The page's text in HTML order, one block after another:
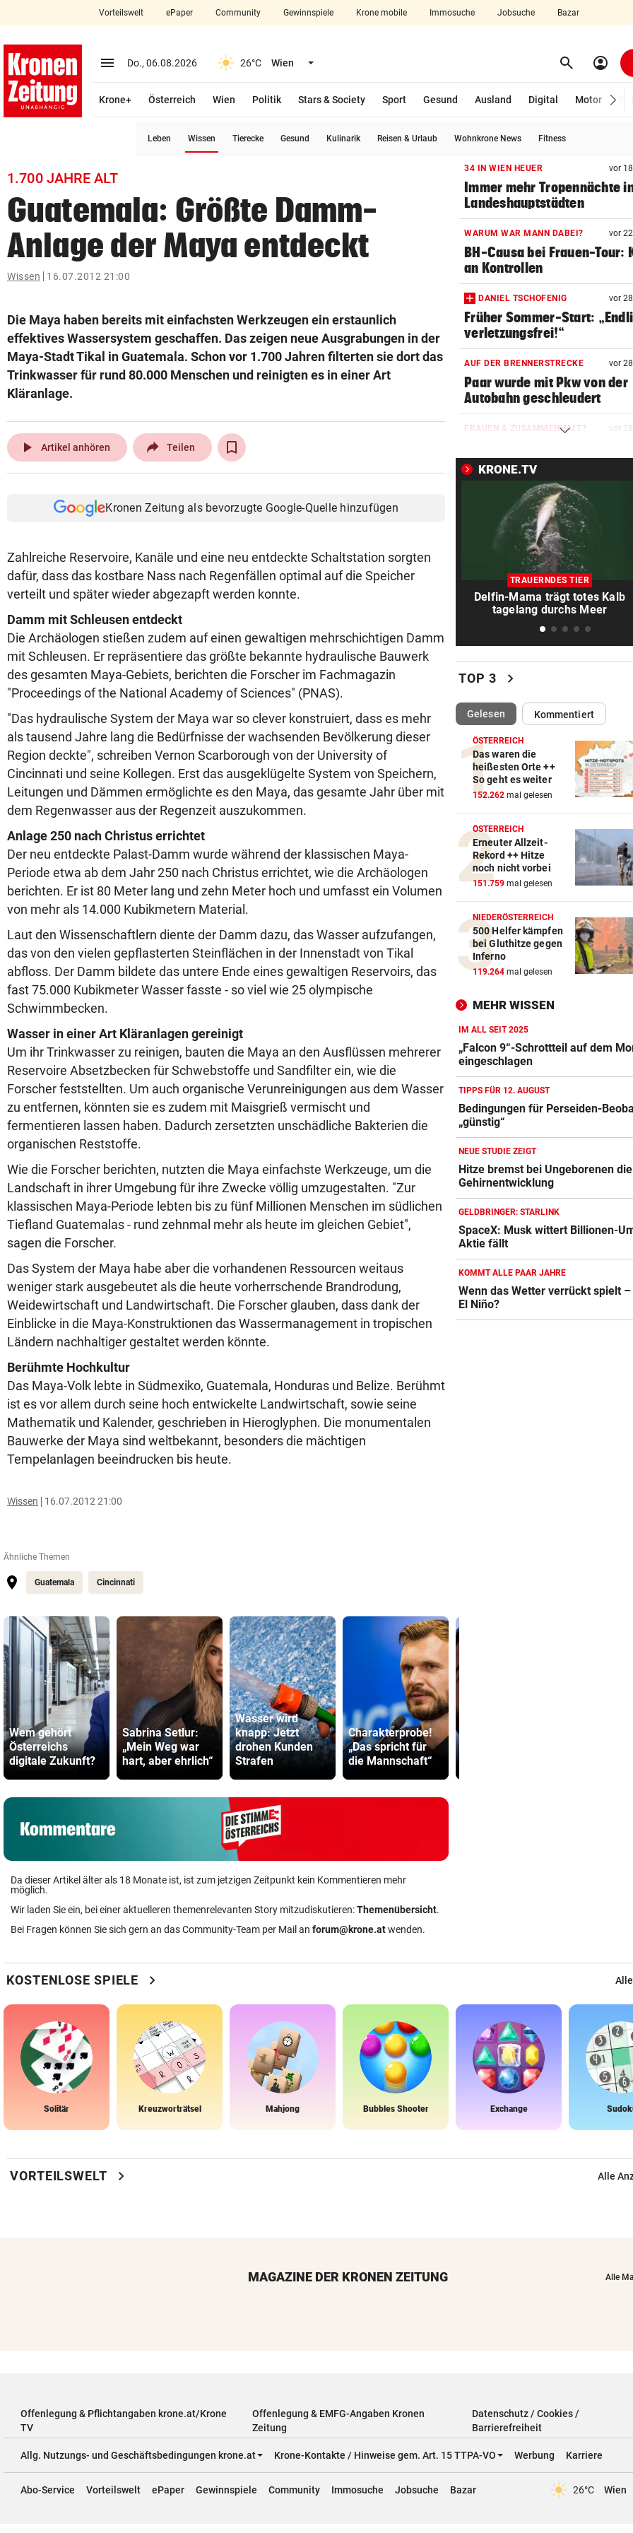
closeSchließen
account_circle Anmelden
arrow_right
arrow_right
bookmark
search
Suchbegriff
eingeben
© Krone Multimedia GmbH & Co KG 2026
Muthgasse 2, 1190 Wien
Vorteilswelt ePaper Community Gewinnspiele Krone mobile Immosuche Jobsuche Bazar
menu Menü aufklappen
Do., 06.08.2026 26°C Wien Menü aufklappen search Suchen
account_circle
Krone+ Österreich Wien Politik Stars & Society Sport Gesund Ausland Digital Motor
Leben Wissen Tierecke Gesund Kulinarik Reisen & Urlaub Wohnkrone News Fitness
1.700 JAHRE ALT
Guatemala: Größte Damm-
Anlage der Maya entdeckt
Wissen 16.07.2012 21:00
Die Maya haben bereits mit einfachsten Werkzeugen ein erstaunlich
effektives Wassersystem geschaffen. Das zeigen neue Ausgrabungen in der
Maya-Stadt Tikal in Guatemala. Schon vor 1.700 Jahren filterten sie dort das
Trinkwasser für rund 80.000 Menschen und reinigten es in einer Art
Kläranlage.
play_arrow Artikel anhören Teilen
Kronen Zeitung als bevorzugte Google-Quelle hinzufügen
Zahlreiche Reservoire, Kanäle und eine neu entdeckte Schaltstation sorgten
dafür, dass das kostbare Nass nach Regenfällen optimal auf die Speicher
verteilt und später wieder abgezapft werden konnte.
Damm mit Schleusen entdeckt
Die Archäologen stießen zudem auf einen gewaltigen mehrschichtigen Damm
mit Schleusen. Er repräsentiere das größte bekannte hydraulische Bauwerk
des gesamten Maya-Gebiets, berichten die Forscher im Fachmagazin
"Proceedings of the National Academy of Sciences" (PNAS).
"Das hydraulische System der Maya war so clever konstruiert, dass es mehr
als tausend Jahre lang die Bedürfnisse der wachsenden Bevölkerung dieser
Region deckte", schreiben Vernon Scarborough von der University of
Cincinnati und seine Kollegen. Erst das ausgeklügelte System von Speichern,
Leitungen und Dämmen ermöglichte es den Maya, das gesamte Jahr über mit
dem Regenwasser aus der Regenzeit auszukommen.
Anlage 250 nach Christus errichtet
Der neu entdeckte Palast-Damm wurde während der klassischen Maya-
Periode etwa ab dem Jahr 250 nach Christus errichtet, wie die Archäologen
berichten. Er ist 80 Meter lang und zehn Meter hoch und umfasst ein Volumen
von mehr als 14.000 Kubikmetern Material.
Laut den Wissenschaftlern diente der Damm dazu, das Wasser aufzufangen,
das von den vielen gepflasterten Steinflächen in der Innenstadt von Tikal
abfloss. Der Damm bildete das untere Ende eines gewaltigen Reservoirs, das
fast 75.000 Kubikmeter Wasser fasste - so viel wie 25 olympische
Schwimmbecken.
Wasser in einer Art Kläranlagen gereinigt
Um ihr Trinkwasser zu reinigen, bauten die Maya an den Ausflüssen mehrerer
Reservoire Absetzbecken für Schwebstoffe und Sandfilter ein, wie die
Forscher feststellten. Um auch organische Verunreinigungen aus dem Wasser
zu entfernen, könnten sie es zudem mit Maisgrieß vermischt und
fermentieren lassen haben. Dadurch zersetzten unschädliche Bakterien die
organischen Reststoffe.
Wie die Forscher berichten, nutzten die Maya einfachste Werkzeuge, um die
Landschaft in ihrer Umgebung für ihre Zwecke völlig umzugestalten. "Zur
klassischen Maya-Periode lebten bis zu fünf Millionen Menschen im südlichen
Tiefland Guatemalas - rund zehnmal mehr als heute im gleichen Gebiet",
sagen die Forscher.
Das System der Maya habe aber die vorhandenen Ressourcen weitaus
weniger stark ausgebeutet als die heute vorherrschende Brandrodung,
Weidewirtschaft und Landwirtschaft. Die Forscher glauben, dass dank der
Einblicke in die Maya-Konstruktionen das Wassermanagement in tropischen
Ländern nachhaltiger gestaltet werden könnte.
Berühmte Hochkultur
Das Maya-Volk lebte in Südmexiko, Guatemala, Honduras und Belize. Berühmt
ist es vor allem durch seine hoch entwickelte Landwirtschaft, sowie seine
Mathematik und Kalender, geschrieben in Hieroglyphen. Die monumentalen
Bauwerke der Maya sind weltbekannt, besonders die mächtigen
Tempelanlagen beeindrucken bis heute.
Wissen 16.07.2012 21:00
Ähnliche Themen
Guatemala Cincinnati
Wem gehört
Österreichs
digitale Zukunft?
Sabrina Setlur:
„Mein Weg war
hart, aber ehrlich“
Wasser wird
knapp: Jetzt
drohen Kunden
Strafen
Charakterprobe!
„Das spricht für
die Mannschaft“
Da dieser Artikel älter als 18 Monate ist, ist zum jetzigen Zeitpunkt kein Kommentieren mehr
möglich.
Wir laden Sie ein, bei einer aktuelleren themenrelevanten Story mitzudiskutieren:Themenübersicht.
Bei Fragen können Sie sich gern an das Community-Team per Mail an forum@krone.atwenden.
34 IN WIEN HEUER vor
Immer mehr Tropennächte
Landeshauptstädten
WARUM WAR MANN DABEI? vor
BH-Causa bei Frauen-Tour:
an Kontrollen
DANIEL TSCHOFENIG vor
Früher Sommer-Start:
verletzungsfrei!“
AUF DER BRENNERSTRECKE vor
Paar wurde mit Pkw von der
Autobahn geschleudert
FRAUEN & ZUSAMMENHALT? vor
nicht das Problem“
KEIN REGEN IN SICHT
Salzburgs Gemeinden
immer weiter aus
„KRONE“-KOLUMNE vor
Vertrauen erreicht, was
niemals vermag
„Falcon 9“-Schrottteil auf
Mond eingeschlagen
„Das Skifahren am Gletscher
bald aufhören!“
RAPID IM EUROPACUP vor
„Wir kämpfen für Österreich
sonst sinkt Niveau!“
Frau fällt bei Unwetter von
und geht unter
CHAMPIONS-LEAGUE-TRAUM vor
„Wir leben noch!“ Sturm
sich kämpferisch
„KRONE“ TRAF IHN vor
So offen sprach Brasilien-
300 Tage im Jahr lassen
Allergiker niesen
FIFA UND INFANTINO vor
Gegenschlag, Wirbel um WM
und neue Vorwürfe
Tanker meldet Explosionen in
Straße von Hormuz
URTEIL GEFALLEN
Altacher Kies-Krieg:
Franz Kopf recht
EXPERTEN WARNEN
Hitze gefährdet Gewässer
heimische Fischwelt
KRONE.TV
TRAUERNDES TIER
Delfin-Mama trägt totes Kalb
tagelang durchs Meer
TOP 3 chevron_right
Gelesen(ausgewählt)Kommentiert
ÖSTERREICH
Das waren die
heißesten Orte ++
So geht es weiter
152.262 mal gelesen
ÖSTERREICH
Erneuter Allzeit-
Rekord ++ Hitze
noch nicht vorbei
151.759 mal gelesen
NIEDERÖSTERREICH
500 Helfer kämpfen
bei Gluthitze gegen
Inferno
119.264 mal gelesen
MEHR WISSEN
IM ALL SEIT 2025
„Falcon 9“-Schrottteil auf dem
eingeschlagen
TIPPS FÜR 12. AUGUST
Bedingungen für Perseiden-
„günstig“
NEUE STUDIE ZEIGT
Hitze bremst bei Ungeborenen die
Gehirnentwicklung
GELDBRINGER: STARLINK
SpaceX: Musk wittert Billionen-
Aktie fällt
KOMMT ALLE PAAR JAHRE
Wenn das Wetter verrückt spielt –
El Niño?
KOSTENLOSE SPIELE chevron_right
Solitär Kreuzworträtsel Mahjong Bubbles Shooter Exchange
VORTEILSWELT chevron_right Alle
MAGAZINE DER KRONEN ZEITUNG Alle
Offenlegung & Pflichtangaben krone.at/Krone
TV
Offenlegung & EMFG-Angaben Kronen
Zeitung
Datenschutz / Cookies /
Barrierefreiheit
Allg. Nutzungs- und Geschäftsbedingungen krone.at Krone-Kontakte / Hinweise gem. Art. 15 TTPA-VO Werbung Karriere
Abo-Service Vorteilswelt ePaper Gewinnspiele Community Immosuche Jobsuche Bazar 26°C Wien